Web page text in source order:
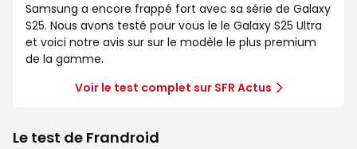
Samsung a encore frappé fort avec sa série de Galaxy
S25. Nous avons testé pour vous le le Galaxy S25 Ultra
et voici notre avis sur sur le modèle le plus premium
de la gamme.
Voir le test complet sur SFR Actus
Le test de Frandroid